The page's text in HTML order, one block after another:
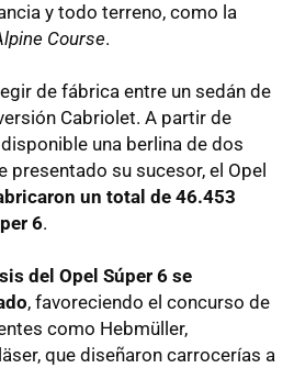
y todo terreno, como la
Course.
de fábrica entre un sedán de
Cabriolet. A partir de
una berlina de dos
presentado su sucesor, el Opel
un total de 46.453
6.
del Opel Súper 6 se
, favoreciendo el concurso de
como Hebmüller,
que diseñaron carrocerías a